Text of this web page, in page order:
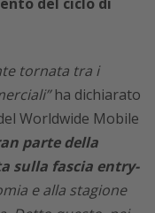
tornata tra i
ha dichiarato
Worldwide Mobile
parte della
sulla fascia entry-
e alla stagione